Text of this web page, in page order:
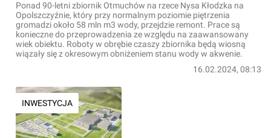
Ponad 90-letni zbiornik Otmuchów na rzece Nysa Kłodzka na
Opolszczyźnie, który przy normalnym poziomie piętrzenia
gromadzi około 58 mln m3 wody, przejdzie remont. Prace są
konieczne do przeprowadzenia ze względu na zaawansowany
wiek obiektu. Roboty w obrębie czaszy zbiornika będą wiosną
wiązały się z okresowym obniżeniem stanu wody w akwenie.
16.02.2024, 08:13
INWESTYCJA